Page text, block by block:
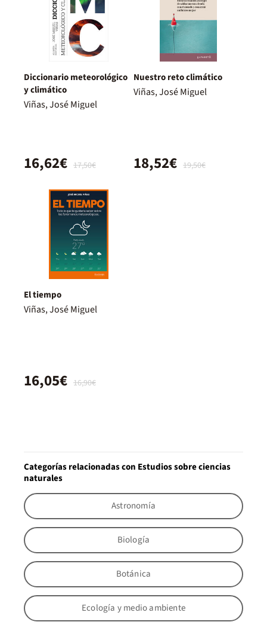
Diccionario meteorológico
y climático
Viñas, José Miguel
17,50€
16,62€
Nuestro reto climático
Viñas, José Miguel
19,50€
18,52€
El tiempo
Viñas, José Miguel
16,90€
16,05€
Categorías relacionadas con Estudios sobre ciencias
naturales
Astronomía
Biología
Botánica
Ecología y medio ambiente